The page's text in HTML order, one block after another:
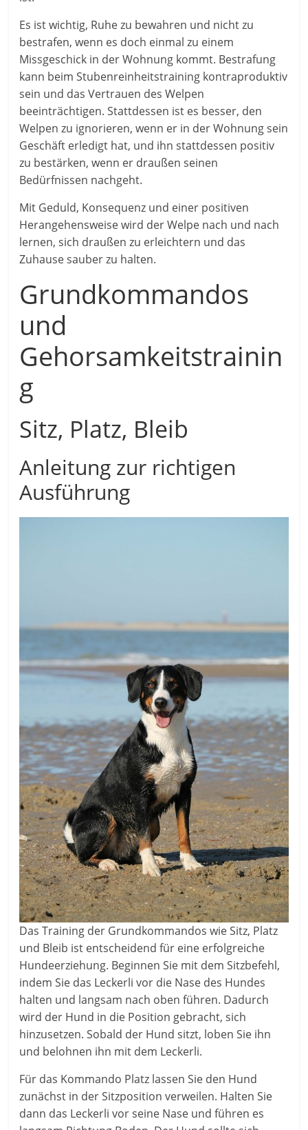
Es ist wichtig, Ruhe zu bewahren und nicht zu
bestrafen, wenn es doch einmal zu einem
Missgeschick in der Wohnung kommt. Bestrafung
kann beim Stubenreinheitstraining kontraproduktiv
sein und das Vertrauen des Welpen
beeinträchtigen. Stattdessen ist es besser, den
Welpen zu ignorieren, wenn er in der Wohnung sein
Geschäft erledigt hat, und ihn stattdessen positiv
zu bestärken, wenn er draußen seinen
Bedürfnissen nachgeht.
Mit Geduld, Konsequenz und einer positiven
Herangehensweise wird der Welpe nach und nach
lernen, sich draußen zu erleichtern und das
Zuhause sauber zu halten.
Grundkommandos
und
Gehorsamkeitstrainin
g
Sitz, Platz, Bleib
Anleitung zur richtigen
Ausführung
Das Training der Grundkommandos wie Sitz, Platz
und Bleib ist entscheidend für eine erfolgreiche
Hundeerziehung. Beginnen Sie mit dem Sitzbefehl,
indem Sie das Leckerli vor die Nase des Hundes
halten und langsam nach oben führen. Dadurch
wird der Hund in die Position gebracht, sich
hinzusetzen. Sobald der Hund sitzt, loben Sie ihn
und belohnen ihn mit dem Leckerli.
Für das Kommando Platz lassen Sie den Hund
zunächst in der Sitzposition verweilen. Halten Sie
dann das Leckerli vor seine Nase und führen es